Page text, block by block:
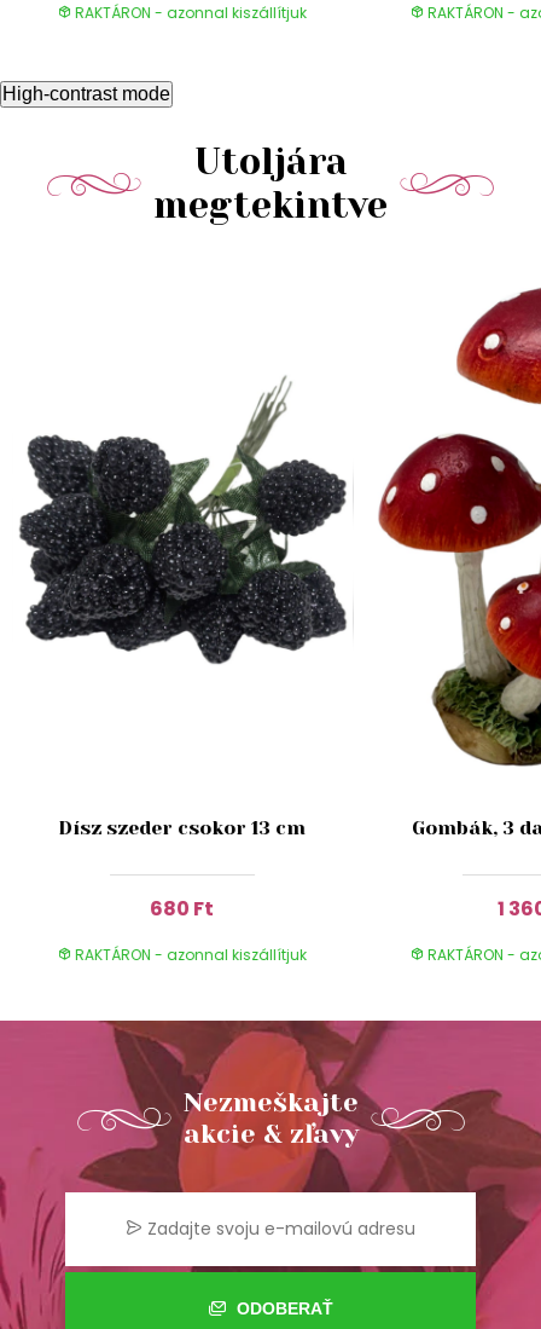
RAKTÁRON - azonnal kiszállítjuk RAKTÁRON -
High-contrast mode
Utoljára
megtekintve
Dísz szeder csokor 13 cm
680 Ft
RAKTÁRON - azonnal kiszállítjuk
Gombák, 3
1
RAKTÁRON -
Nezmeškajte
akcie & zľavy
ODOBERAŤ